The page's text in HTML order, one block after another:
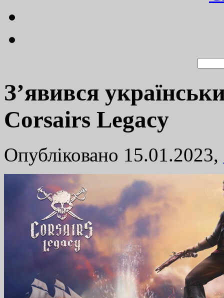
З’явився
Corsairs Legacy
Опубліковано 15.01.2023,